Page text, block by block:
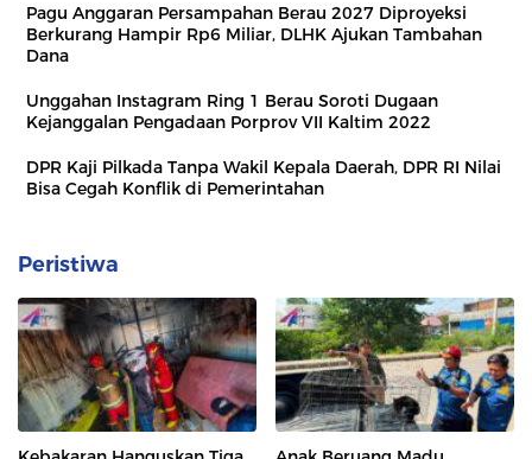
Pagu Anggaran Persampahan Berau 2027 Diproyeksi
Berkurang Hampir Rp6 Miliar, DLHK Ajukan Tambahan
Dana
Unggahan Instagram Ring 1 Berau Soroti Dugaan
Kejanggalan Pengadaan Porprov VII Kaltim 2022
DPR Kaji Pilkada Tanpa Wakil Kepala Daerah, DPR RI Nilai
Bisa Cegah Konflik di Pemerintahan
Peristiwa